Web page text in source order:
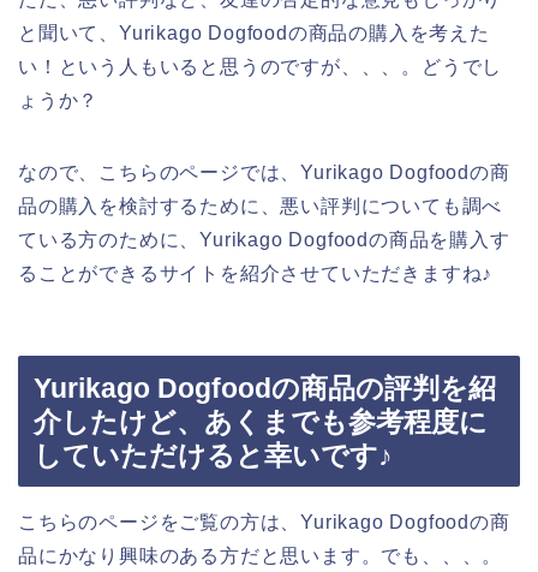
と聞いて、Yurikago Dogfoodの商品の購入を考えた
い！という人もいると思うのですが、、、。どうでし
ょうか？
なので、こちらのページでは、Yurikago Dogfoodの商
品の購入を検討するために、悪い評判についても調べ
ている方のために、Yurikago Dogfoodの商品を購入す
ることができるサイトを紹介させていただきますね♪
Yurikago Dogfoodの商品の評判を紹
介したけど、あくまでも参考程度に
していただけると幸いです♪
こちらのページをご覧の方は、Yurikago Dogfoodの商
品にかなり興味のある方だと思います。でも、、、。